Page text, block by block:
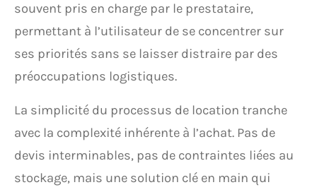
souvent pris en charge par le prestataire,
permettant à l’utilisateur de se concentrer sur
ses priorités sans se laisser distraire par des
préoccupations logistiques.
La simplicité du processus de location tranche
avec la complexité inhérente à l’achat. Pas de
devis interminables, pas de contraintes liées au
stockage, mais une solution clé en main qui